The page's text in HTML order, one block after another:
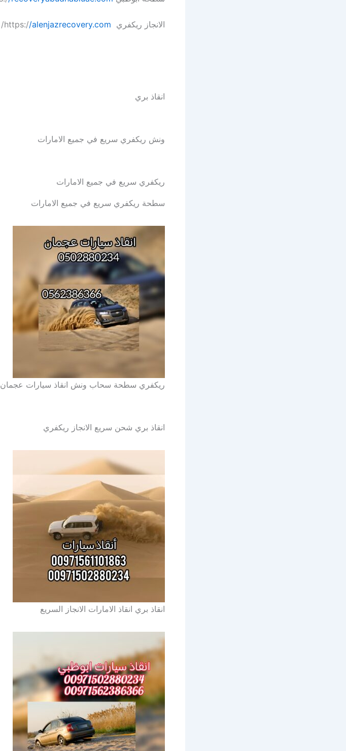
الانجاز ريكفري https:/ /alenjazrecovery.com
/
انقاذ بري
ونش ريكفري سريع في جميع الامارات
ريكفري سريع في جميع الامارات
سطحة ريكفري سريع في جميع الامارات
ريكفري سطحة سحاب ونش انقاذ سيارات عجمان
انقاذ بري شحن سريع الانجاز ريكفري
انقاذ بري انقاذ الامارات الانجاز السريع